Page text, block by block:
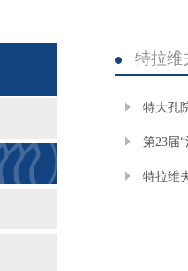
特拉维
特大孔
第23届
特拉维